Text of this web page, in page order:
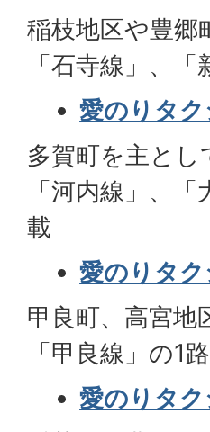
稲枝地区や豊郷
「石寺線」、
愛のりタ
多賀町を主とし
「河内線」、
載
愛のりタ
甲良町、高宮地
「甲良線」の1
愛のりタ